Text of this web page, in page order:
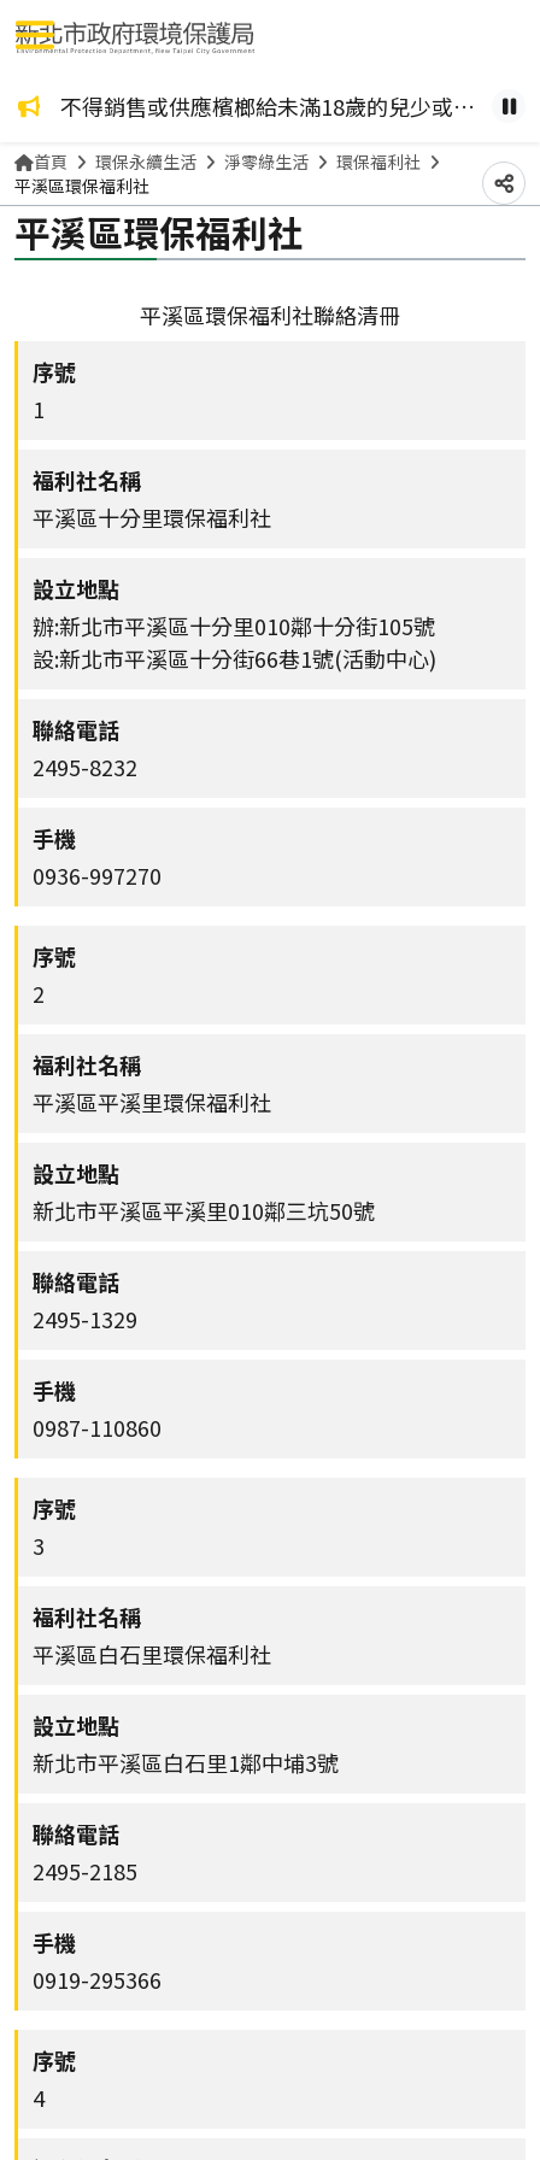
咖啡檳榔、檳榔糖葫蘆？ 檳榔不管加了什麼風味，都是致癌物！請拒絕嚼食。 不得銷售或供應檳榔給未滿18歲的兒少或孕婦。 健暫
選單按鈕
首頁 環保永續生活 淨零綠生活
環保福利社
平溪區環保福利社
分
平溪區環保福利社
平溪區環保福利社聯絡清冊
1
平溪區十分里環保福利社
辦:新北市平溪區十分里010鄰十分街105號
設:新北市平溪區十分街66巷1號(活動中心)
2495-8232
0936-997270
2
平溪區平溪里環保福利社
新北市平溪區平溪里010鄰三坑50號
2495-1329
0987-110860
3
平溪區白石里環保福利社
新北市平溪區白石里1鄰中埔3號
2495-2185
0919-295366
4